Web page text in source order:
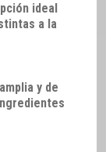
ideal
a la
y de